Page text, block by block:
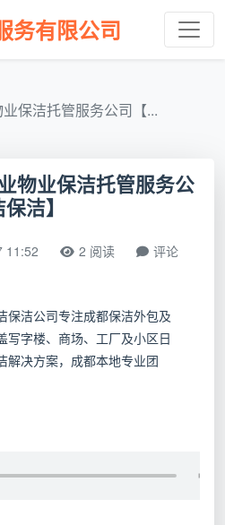
务有限公司
保洁托管服务公司【...
物业保洁托管服务公
洁】
11:52 2 阅读 评论
保洁公司专注成都保洁外包及
写字楼、商场、工厂及小区日
解决方案，成都本地专业团